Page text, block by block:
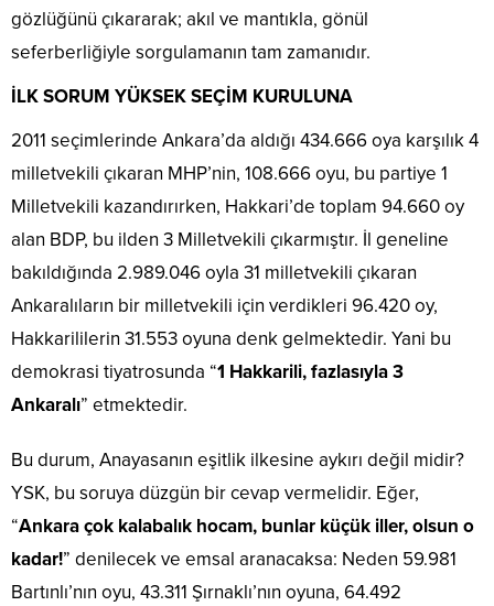
gözlüğünü çıkararak; akıl ve mantıkla, gönül
seferberliğiyle sorgulamanın tam zamanıdır.
İLK SORUM YÜKSEK SEÇİM KURULUNA
2011 seçimlerinde Ankara’da aldığı 434.666 oya karşılık 4
milletvekili çıkaran MHP’nin, 108.666 oyu, bu partiye 1
Milletvekili kazandırırken, Hakkari’de toplam 94.660 oy
alan BDP, bu ilden 3 Milletvekili çıkarmıştır. İl geneline
bakıldığında 2.989.046 oyla 31 milletvekili çıkaran
Ankaralıların bir milletvekili için verdikleri 96.420 oy,
Hakkarililerin 31.553 oyuna denk gelmektedir. Yani bu
demokrasi tiyatrosunda “1 Hakkarili, fazlasıyla 3
Ankaralı” etmektedir.
Bu durum, Anayasanın eşitlik ilkesine aykırı değil midir?
YSK, bu soruya düzgün bir cevap vermelidir. Eğer,
“Ankara çok kalabalık hocam, bunlar küçük iller, olsun o
kadar!” denilecek ve emsal aranacaksa: Neden 59.981
Bartınlı’nın oyu, 43.311 Şırnaklı’nın oyuna, 64.492